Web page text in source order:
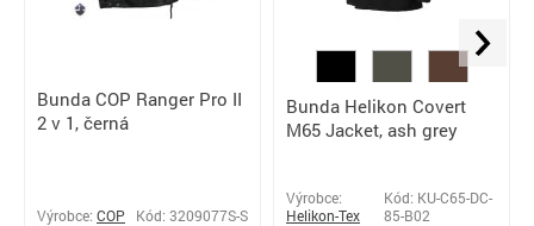
Bunda COP Ranger Pro II
2 v 1, černá
Výrobce: COP Kód: 3209077S-S
Bunda Helikon Covert
M65 Jacket, ash grey
Výrobce:
Helikon-Tex
Kód: KU-C65-DC-
85-B02